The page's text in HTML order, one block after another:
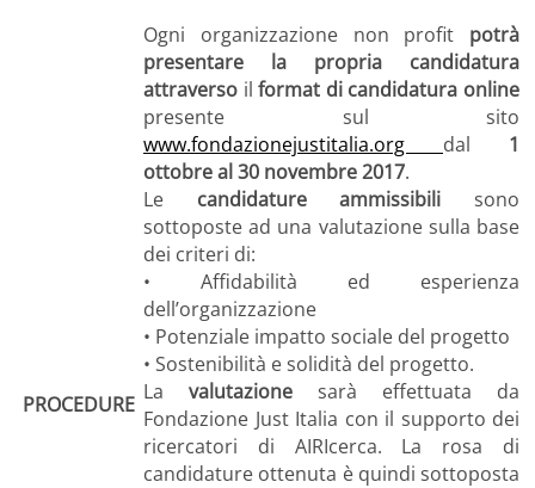
PROCEDURE
Ogni organizzazione non profit potrà
presentare la propria candidatura
attraverso ilformat di candidatura online
presente sul sito
www.fondazionejustitalia.org dal 1
ottobre al 30 novembre 2017.
Le candidature ammissibili sono
sottoposte ad una valutazione sulla base
dei criteri di:
• Affidabilità ed esperienza
dell’organizzazione
• Potenziale impatto sociale del progetto
• Sostenibilità e solidità del progetto.
La valutazione sarà effettuata da
Fondazione Just Italia con il supporto dei
ricercatori di AIRIcerca. La rosa di
candidature ottenuta è quindi sottoposta